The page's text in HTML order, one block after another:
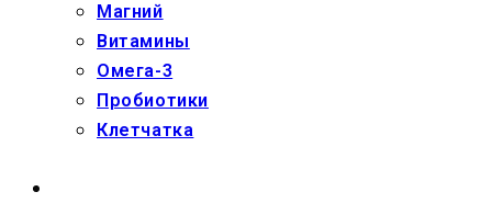
Магний
Витамины
Омега-3
Пробиотики
Клетчатка